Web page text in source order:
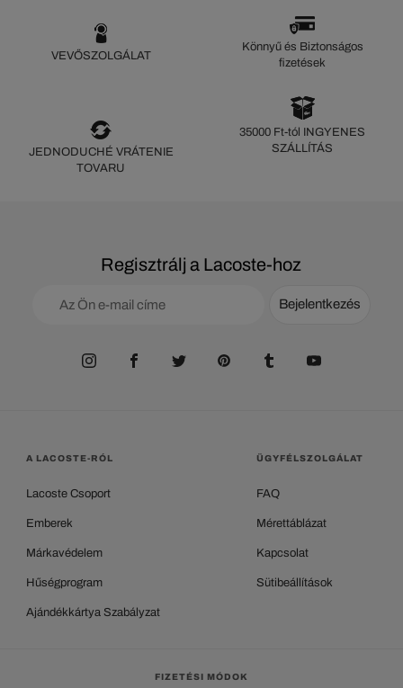
VEVŐSZOLGÁLAT
Könnyű és Biztonságos
fizetések
JEDNODUCHÉ VRÁTENIE
TOVARU
35000 Ft-tól INGYENES
SZÁLLÍTÁS
Regisztrálj a Lacoste-hoz
Bejelentkezés
A LACOSTE-RÓL
Lacoste Csoport
Emberek
Márkavédelem
Hűségprogram
Ajándékkártya Szabályzat
ÜGYFÉLSZOLGÁLAT
FAQ
Mérettáblázat
Kapcsolat
Sütibeállítások
FIZETÉSI MÓDOK